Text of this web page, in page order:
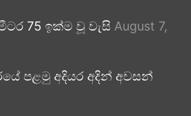
75 ඉක්ම වූ වැසි August 7,
පළමු අදියර අදින් අවසන්